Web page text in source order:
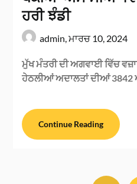
ਹਰੀ ਝੰਡੀ
admin,ਮਾਰਚ 10, 2024
ਮੁੱਖ ਮੰਤਰੀ ਦੀ ਅਗਵਾਈ ਵਿੱਚ
ਹੇਠਲੀਆਂ ਅਦਾਲਤਾਂ ਦੀਆਂ
Continue Reading